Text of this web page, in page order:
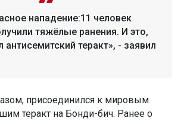
нападение:11 человек
тяжёлые ранения. И это,
теракт», - заявил
присоединился к мировым
теракт на Бонди-бич. Ранее о